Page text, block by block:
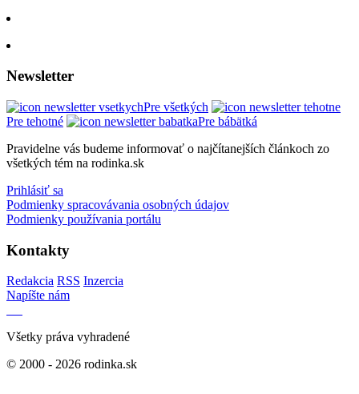
Newsletter
Pre všetkých
Pre tehotné
Pre bábätká
Pravidelne vás budeme informovať o najčítanejších článkoch zo
všetkých tém na rodinka.sk
Prihlásiť sa
Podmienky spracovávania osobných údajov
Podmienky používania portálu
Kontakty
Redakcia RSS Inzercia
Napíšte nám
Všetky práva vyhradené
© 2000 - 2026 rodinka.sk